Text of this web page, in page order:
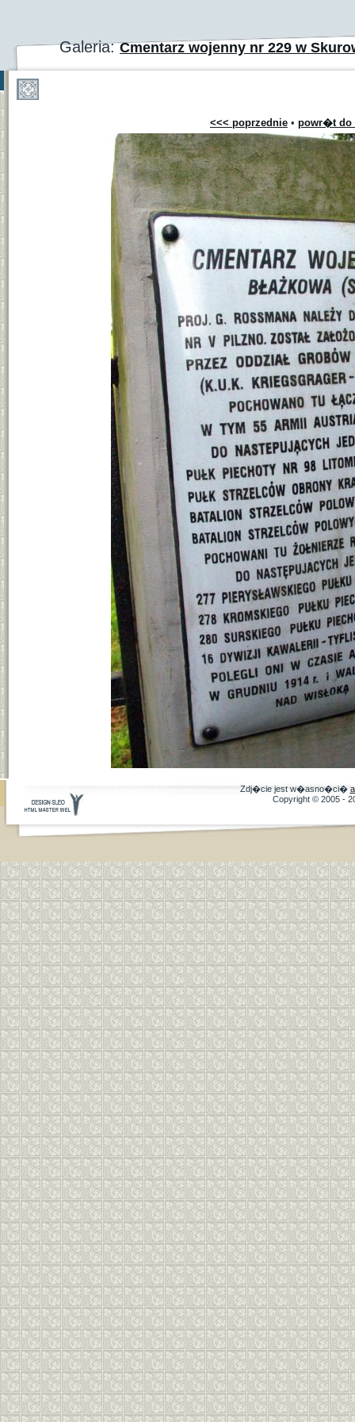
Galeria:Cmentarz wojenny nr 229 w
<<< poprzednie • powr�t do
Zdj�cie jest w�asno�ci�
Copyright © 2005 -